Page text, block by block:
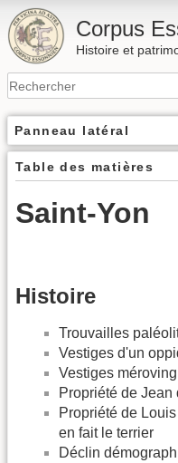
Corpus
Histoire et
Panneau latéral
Table des matières
Saint-Yon
Histoire
Trouvailles
Vestiges d'un
Vestiges
Propriété de
Propriété de
en fait le terrier
Déclin